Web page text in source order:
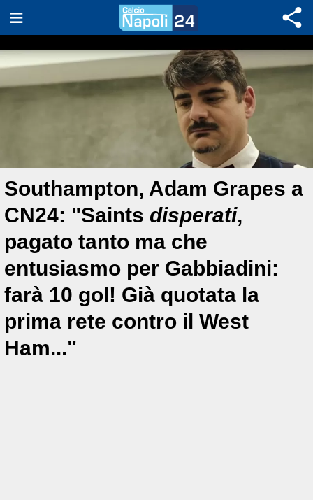
Southampton, Adam Grapes a
CN24: "Saints disperati,
pagato tanto ma che
entusiasmo per Gabbiadini:
farà 10 gol! Già quotata la
prima rete contro il West
Ham..."